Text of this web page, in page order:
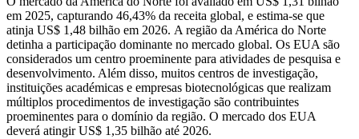
em 2025, capturando 46,43% da receita global, e estima-se que
atinja US$ 1,48 bilhão em 2026. A região da América do Norte
detinha a participação dominante no mercado global. Os EUA são
considerados um centro proeminente para atividades de pesquisa e
desenvolvimento. Além disso, muitos centros de investigação,
instituições académicas e empresas biotecnológicas que realizam
múltiplos procedimentos de investigação são contribuintes
proeminentes para o domínio da região. O mercado dos EUA
deverá atingir US$ 1,35 bilhão até 2026.